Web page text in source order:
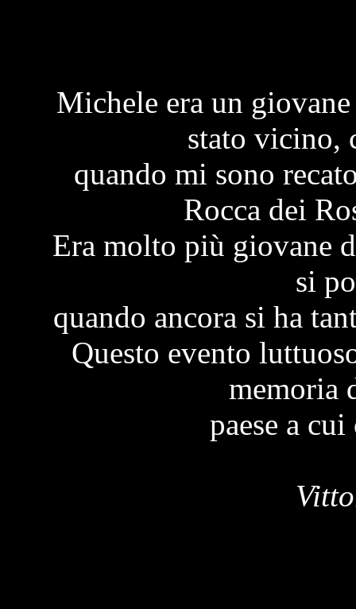
Michele era un
stato vicino,
quando mi sono
Rocca dei
Era molto più giovane
si
quando ancora si ha
Questo evento
memoria
paese a